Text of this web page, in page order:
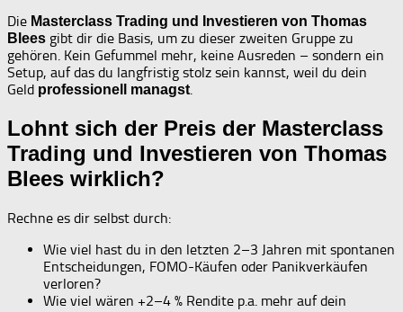
Die Masterclass Trading und Investieren von Thomas
Blees gibt dir die Basis, um zu dieser zweiten Gruppe zu
gehören. Kein Gefummel mehr, keine Ausreden – sondern ein
Setup, auf das du langfristig stolz sein kannst, weil du dein
Geld professionell managst.
Lohnt sich der Preis der Masterclass
Trading und Investieren von Thomas
Blees wirklich?
Rechne es dir selbst durch:
Wie viel hast du in den letzten 2–3 Jahren mit spontanen
Entscheidungen, FOMO-Käufen oder Panikverkäufen
verloren?
Wie viel wären +2–4 % Rendite p.a. mehr auf dein